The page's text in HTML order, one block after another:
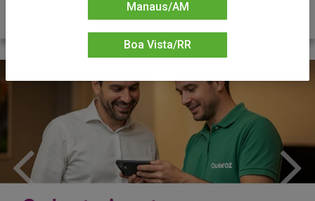
Manaus/AM
Boa Vista/RR